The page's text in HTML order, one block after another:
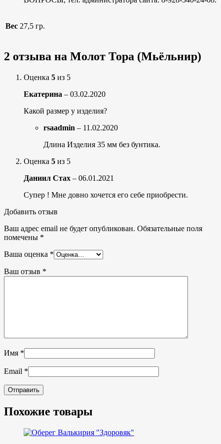
Вес 27,5 гр.
2 отзыва на Молот Тора (Мьёльнир)
Оценка 5 из 5
Екатерина – 03.02.2020
Какой размер у изделия?
rsaadmin – 11.02.2020
Длина Изделия 35 мм без бунтика.
Оценка 5 из 5
Даниил Стах – 06.01.2021
Супер ! Мне довно хочется его себе приобрести.
Добавить отзыв
Ваш адрес email не будет опубликован. Обязательные поля
помечены *
Ваша оценка *
Ваш отзыв *
Имя *
Email *
Похожие товары